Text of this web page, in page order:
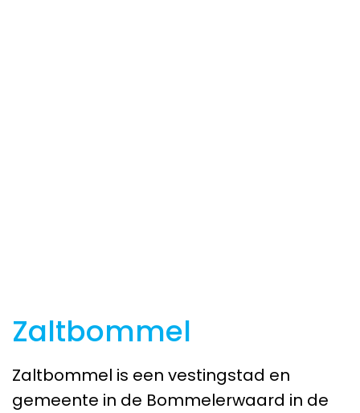
Zaltbommel
Zaltbommel is een vestingstad en
gemeente in de Bommelerwaard in de